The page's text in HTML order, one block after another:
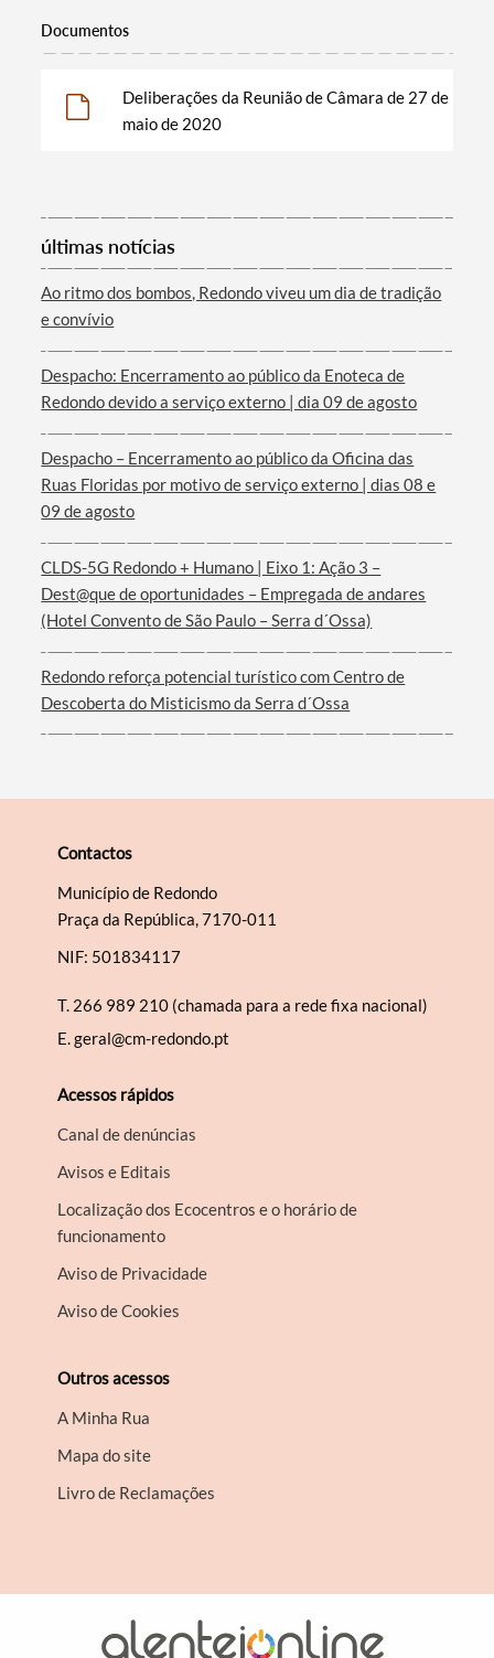
Termo de Pesquisa
Categorias gerais
Filtros
Documentos
Deliberações da Reunião de Câmara de 27 de
maio de 2020
últimas notícias
Ao ritmo dos bombos, Redondo viveu um dia de tradição
e convívio
Despacho: Encerramento ao público da Enoteca de
Redondo devido a serviço externo | dia 09 de agosto
Despacho – Encerramento ao público da Oficina das
Ruas Floridas por motivo de serviço externo | dias 08 e
09 de agosto
CLDS-5G Redondo + Humano | Eixo 1: Ação 3 –
Dest@que de oportunidades – Empregada de andares
(Hotel Convento de São Paulo – Serra d´Ossa)
Redondo reforça potencial turístico com Centro de
Descoberta do Misticismo da Serra d´Ossa
Contactos
Município de Redondo
Praça da República, 7170-011
NIF: 501834117
T. 266 989 210 (chamada para a rede fixa nacional)
E.geral@cm-redondo.pt
Acessos rápidos
Canal de denúncias
Avisos e Editais
Localização dos Ecocentros e o horário de
funcionamento
Aviso de Privacidade
Aviso de Cookies
Outros acessos
A Minha Rua
Mapa do site
Livro de Reclamações